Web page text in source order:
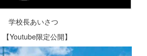
学校長あいさつ
【Youtube限定公開】